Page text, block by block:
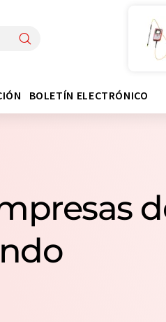
BOLETÍN ELECTRÓNICO